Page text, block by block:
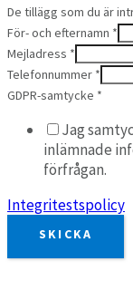
De tillägg som du är
För- och efternamn *
Mejladress *
Telefonnummer *
GDPR-samtycke *
Jag
inlämnade
förfrågan.
Integritestspolicy
SKICKA